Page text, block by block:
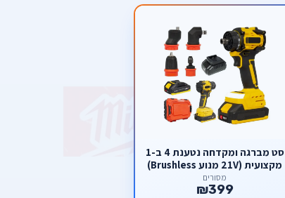
סט מברגה ומקדחה נטענת 4 ב-1
מקצועית (21V מנוע Brushless)
– פוטר מתחלף וראשים לזוויות
קשות מבית סקורפיון
מסורים
₪399